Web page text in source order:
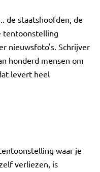
de staatshoofden, de
tentoonstelling
nieuwsfoto's. Schrijver
honderd mensen om
levert heel
waar je
verliezen, is